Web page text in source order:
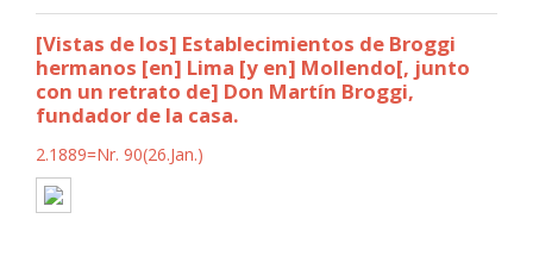
[Vistas de los] Establecimientos de Broggi
hermanos [en] Lima [y en] Mollendo[, junto
con un retrato de] Don Martín Broggi,
fundador de la casa.
2.1889=Nr. 90(26.Jan.)